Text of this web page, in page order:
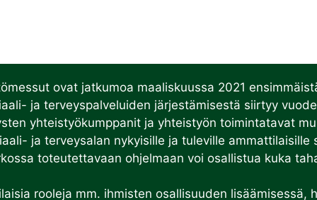
ovat jatkumoa maaliskuussa 2021
ja terveyspalveluiden järjestämisestä siirtyy
yhteistyökumppanit ja yhteistyön toimintatavat
ja terveysalan nykyisille ja tuleville ammattilaisille
toteutettavaan ohjelmaan voi osallistua kuka
rooleja mm. ihmisten osallisuuden lisäämisessä,